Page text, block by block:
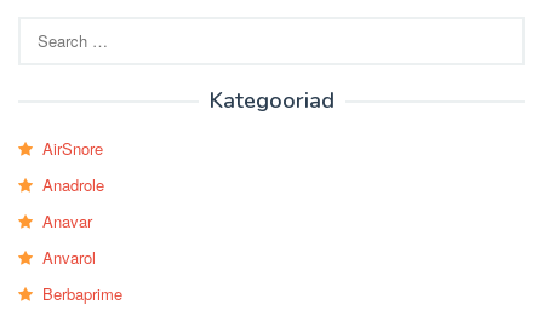
for:
Kategooriad
AirSnore
Anadrole
Anavar
Anvarol
Berbaprime